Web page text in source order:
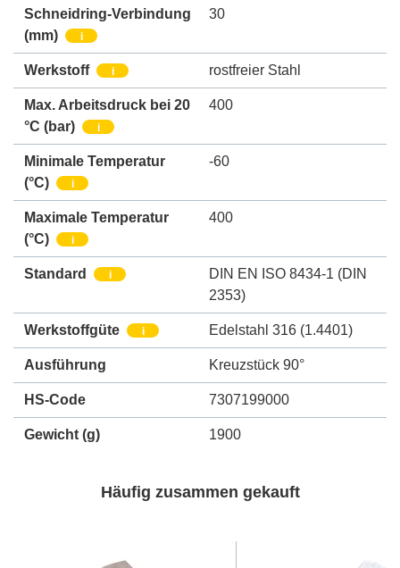
Schneidring-Verbindung
(mm)
i
30
Werkstoff i rostfreier Stahl
Max. Arbeitsdruck bei 20
°C (bar)
i
400
Minimale Temperatur
(°C)
i
-60
Maximale Temperatur
(°C)
i
400
Standard i
DIN EN ISO 8434-1 (DIN
2353)
Werkstoffgüte i Edelstahl 316 (1.4401)
Ausführung Kreuzstück 90°
HS-Code 7307199000
Gewicht (g) 1900
Häufig zusammen gekauft